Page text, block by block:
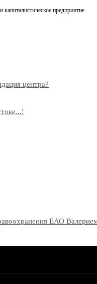
предприятие
центра?
ЕАО